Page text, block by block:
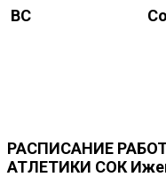
ВС
РАСПИСАНИЕ
АТЛЕТИКИ СОК